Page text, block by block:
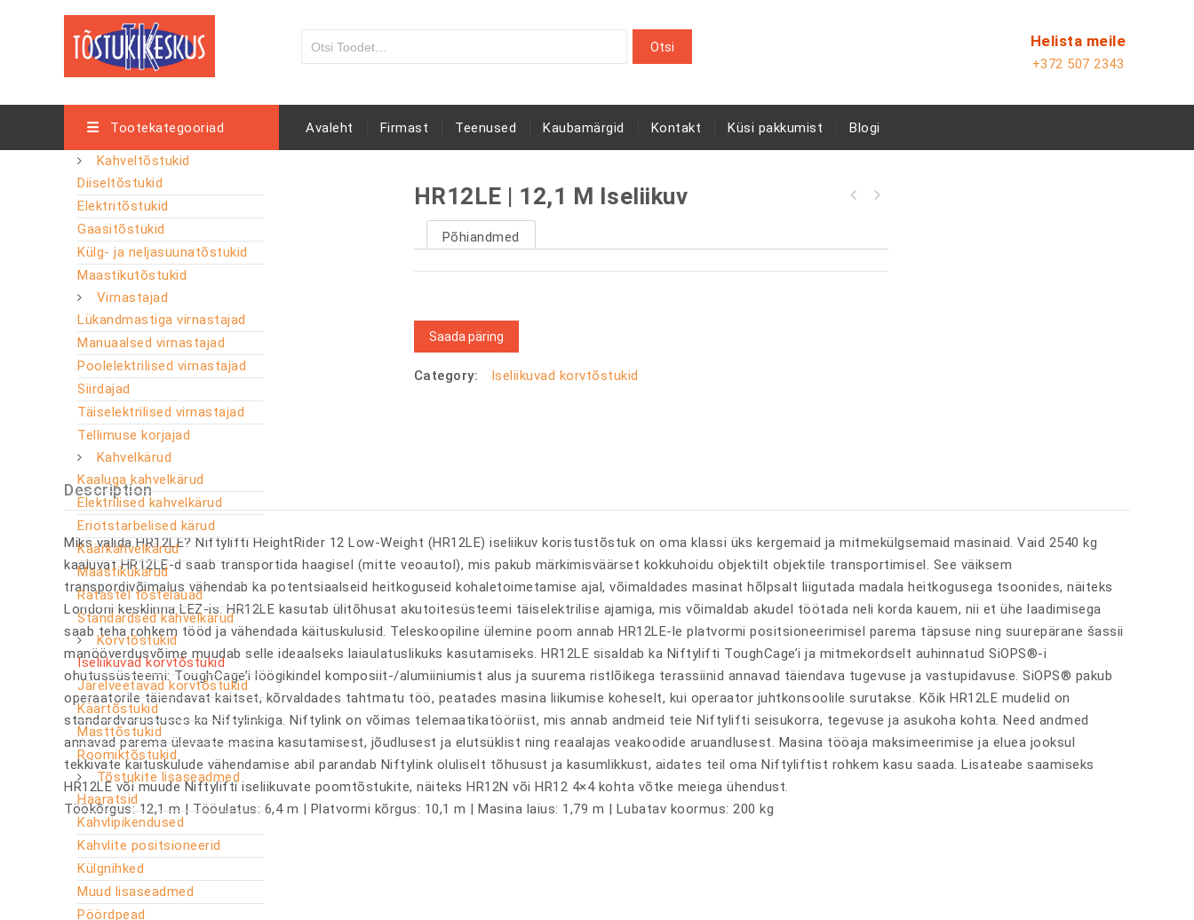
Helista meile
+372 507 2343
Tootekategooriad
Kahveltõstukid
Diiseltõstukid
Elektritõstukid
Gaasitõstukid
Külg- ja neljasuunatõstukid
Maastikutõstukid
Virnastajad
Lükandmastiga virnastajad
Manuaalsed virnastajad
Poolelektrilised virnastajad
Siirdajad
Täiselektrilised virnastajad
Tellimuse korjajad
Kahvelkärud
Kaaluga kahvelkärud
Elektrilised kahvelkärud
Eriotstarbelised kärud
Käärkahvelkärud
Maastikukärud
Ratastel tõstelauad
Standardsed kahvelkärud
Korvtõstukid
Iseliikuvad korvtõstukid
Järelveetavad korvtõstukid
Käärtõstukid
Masttõstukid
Roomiktõstukid
Tõstukite lisaseadmed
Haaratsid
Kahvlipikendused
Kahvlite positsioneerid
Külgnihked
Muud lisaseadmed
Pöördpead
Avaleht Firmast Teenused Kaubamärgid Kontakt Küsi pakkumist Blogi
HR12LE | 12,1 M Iseliikuv
Põhiandmed
Saada päring
Category: Iseliikuvad korvtõstukid
Description
Miks valida HR12LE? Niftylifti HeightRider 12 Low-Weight (HR12LE) iseliikuv koristustõstuk on oma klassi üks kergemaid ja mitmekülgsemaid masinaid. Vaid 2540 kg
kaaluvat HR12LE-d saab transportida haagisel (mitte veoautol), mis pakub märkimisväärset kokkuhoidu objektilt objektile transportimisel. See väiksem
transpordivõimalus vähendab ka potentsiaalseid heitkoguseid kohaletoimetamise ajal, võimaldades masinat hõlpsalt liigutada madala heitkogusega tsoonides, näiteks
Londoni kesklinna LEZ-is. HR12LE kasutab ülitõhusat akutoitesüsteemi täiselektrilise ajamiga, mis võimaldab akudel töötada neli korda kauem, nii et ühe laadimisega
saab teha rohkem tööd ja vähendada käituskulusid. Teleskoopiline ülemine poom annab HR12LE-le platvormi positsioneerimisel parema täpsuse ning suurepärane šassii
manööverdusvõime muudab selle ideaalseks laiaulatuslikuks kasutamiseks. HR12LE sisaldab ka Niftylifti ToughCage’i ja mitmekordselt auhinnatud SiOPS®-i
ohutussüsteemi: ToughCage’i löögikindel komposiit-/alumiiniumist alus ja suurema ristlõikega terassiinid annavad täiendava tugevuse ja vastupidavuse. SiOPS® pakub
operaatorile täiendavat kaitset, kõrvaldades tahtmatu töö, peatades masina liikumise koheselt, kui operaator juhtkonsoolile surutakse. Kõik HR12LE mudelid on
standardvarustuses ka Niftylinkiga. Niftylink on võimas telemaatikatööriist, mis annab andmeid teie Niftylifti seisukorra, tegevuse ja asukoha kohta. Need andmed
annavad parema ülevaate masina kasutamisest, jõudlusest ja elutsüklist ning reaalajas veakoodide aruandlusest. Masina tööaja maksimeerimise ja eluea jooksul
tekkivate käituskulude vähendamise abil parandab Niftylink oluliselt tõhusust ja kasumlikkust, aidates teil oma Niftyliftist rohkem kasu saada. Lisateabe saamiseks
HR12LE või muude Niftylifti iseliikuvate poomtõstukite, näiteks HR12N või HR12 4×4 kohta võtke meiega ühendust.
Töökõrgus: 12,1 m | Tööulatus: 6,4 m | Platvormi kõrgus: 10,1 m | Masina laius: 1,79 m | Lubatav koormus: 200 kg